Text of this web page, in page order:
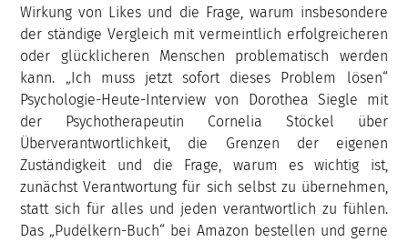
Wirkung von Likes und die Frage, warum insbesondere
der ständige Vergleich mit vermeintlich erfolgreicheren
oder glücklicheren Menschen problematisch werden
kann. „Ich muss jetzt sofort dieses Problem lösen“
Psychologie-Heute-Interview von Dorothea Siegle mit
der Psychotherapeutin Cornelia Stöckel über
Überverantwortlichkeit, die Grenzen der eigenen
Zuständigkeit und die Frage, warum es wichtig ist,
zunächst Verantwortung für sich selbst zu übernehmen,
statt sich für alles und jeden verantwortlich zu fühlen.
Das „Pudelkern-Buch“ bei Amazon bestellen und gerne